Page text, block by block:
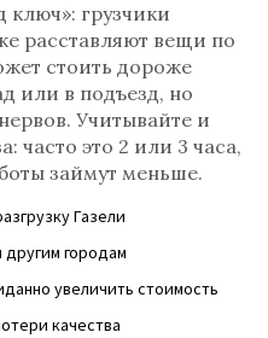
ключ»: грузчики
расставляют вещи по
стоить дороже
или в подъезд, но
Учитывайте и
часто это 2 или 3 часа,
займут меньше.
Газели
городам
увеличить стоимость
качества